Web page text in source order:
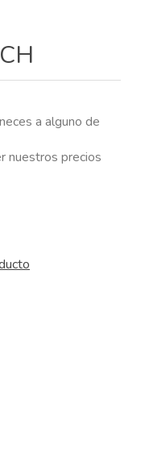
a alguno de
nuestros precios